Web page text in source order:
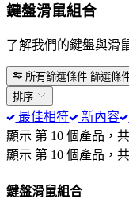
鍵盤滑鼠組合
了解我們的鍵盤與滑
所有篩選條件 篩選條
排序
最佳相符 新內容
顯示 第 10 個產品，
顯示 第 10 個產品，
鍵盤滑鼠組合